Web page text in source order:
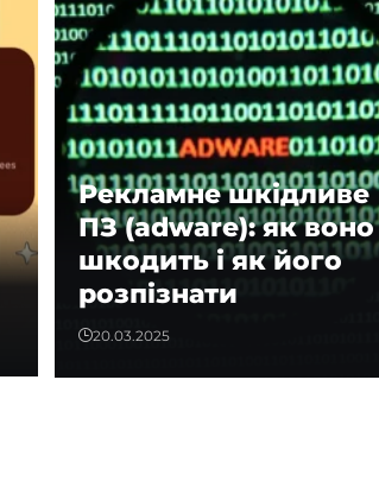
Рекламне шкідливе
ПЗ (adware): як воно
шкодить і як його
розпізнати
20.03.2025